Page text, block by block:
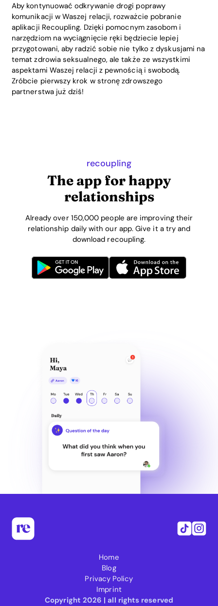
Aby kontynuować odkrywanie drogi poprawy
komunikacji w Waszej relacji, rozważcie pobranie
aplikacji Recoupling. Dzięki pomocnym zasobom i
narzędziom na wyciągnięcie ręki będziecie lepiej
przygotowani, aby radzić sobie nie tylko z dyskusjami na
temat zdrowia seksualnego, ale także ze wszystkimi
aspektami Waszej relacji z pewnością i swobodą.
Zróbcie pierwszy krok w stronę zdrowszego
partnerstwa już dziś!
recoupling
The app for happy
relationships
Already over 150,000 people are improving their
relationship daily with our app. Give it a try and
download recoupling.
Home
Blog
Privacy Policy
Imprint
Copyright 2026 | all rights reserved